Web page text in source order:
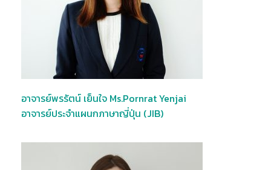
อาจารย์พรรัตน์ เย็นใจ Ms.Pornrat Yenjai
อาจารย์ประจำแผนกภาษาญี่ปุ่น (JIB)